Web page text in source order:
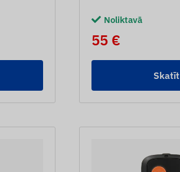
Noliktavā
55 €
Skatīt